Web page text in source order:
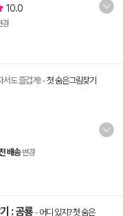
10.0
경
서도 즐겁게!-첫 숨은그림찾기
배송 변경
: 공룡- 어디 있지? 첫 숨은